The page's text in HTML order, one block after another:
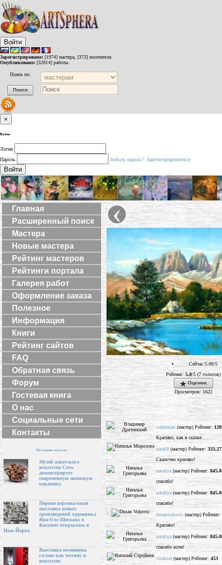
Войти
Зарегистрировано: [1974] мастера, [373] посетителя.
Опубликовано: [32814] работы.
Поиск по:
×
Войти
Логин
Пароль
Забыли пароль? Зарегистрироваться
Войти
Главная
Расширенный поиск
Мастера
Новые мастера
Рейтинг мастеров
Рейтинги портала
Галерея работ
Оформление заказа
Полезное
Информация
Книги
Рейтинг сайтов
FAQ
Обратная связь
Форум
Гостевая книга
О нас
Социальные сети
Контакты
Последние новости
Музей азиатского
искусства Crow
демонстрирует
современную японскую
керамику
Первая персональная
выставка новых
произведений художника
Яна-Оле Шимана в
Касмине открылась в
Нью-Йорке
Выставка посвящена
голове как мотиву в
искусстве
‹
Сейчас 5.00/5
Рейтинг: 5.0/5 (7 голосов)
Оценки.
Просмотров: 1622
valdemart (мастер) Рейтинг:
Красиво, как в сказке
nata08 (мастер) Рейтинг: 333.27
Сказочно красиво!
nataliya (мастер) Рейтинг:
спасибо!
nataliya (мастер) Рейтинг:
спасибо!
dusanvukovic (мастер) Рейтинг:
Красиво!
nataliya (мастер) Рейтинг:
спасибо всем!
vitalreal (мастер) Рейтинг: 453